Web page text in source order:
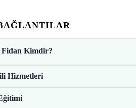
Kimdir?
Hizmetleri